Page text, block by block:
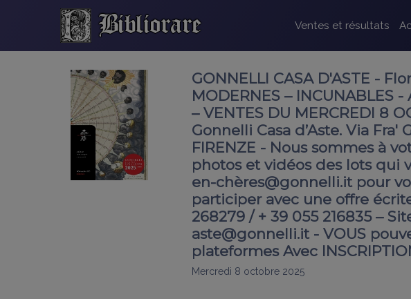
Ventes et résultats
GONNELLI CASA D'ASTE -
MODERNES – INCUNABLES
– VENTES DU MERCREDI 8
Gonnelli Casa d’Aste. Via Fra'
FIRENZE - Nous sommes à
photos et vidéos des lots qui
en-chères@gonnelli.it pour
participer avec une offre
268279 / + 39 055 216835 –
aste@gonnelli.it - VOUS
plateformes Avec
Mercredi 8 octobre 2025